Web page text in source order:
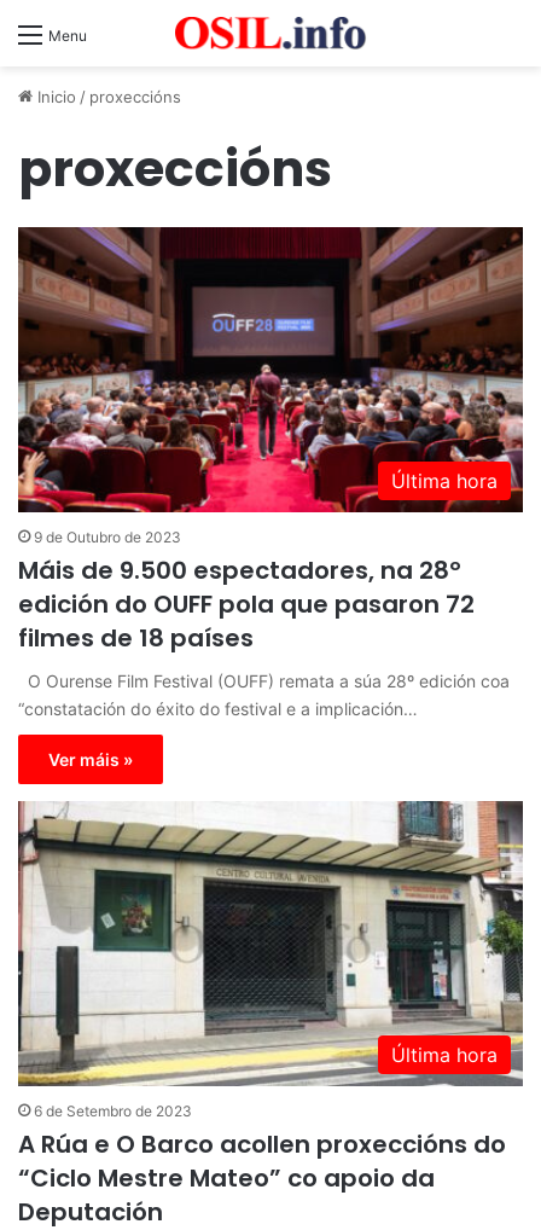
Menu
Inicio / proxeccións
proxeccións
Última hora
9 de Outubro de 2023
Máis de 9.500 espectadores, na 28º
edición do OUFF pola que pasaron 72
filmes de 18 países
O Ourense Film Festival (OUFF) remata a súa 28º edición coa
“constatación do éxito do festival e a implicación…
Ver máis »
Última hora
6 de Setembro de 2023
A Rúa e O Barco acollen proxeccións do
“Ciclo Mestre Mateo” co apoio da
Deputación